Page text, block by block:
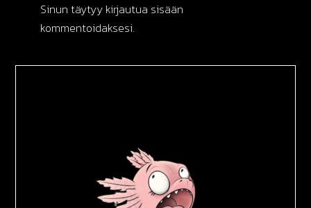
Sinun täytyy kirjautua sisään
kommentoidaksesi.